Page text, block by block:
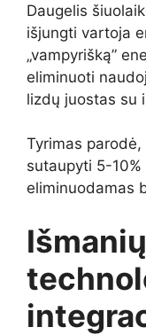
Daugelis
išjungti vartoja
„vampyrišką”
eliminuoti
lizdų juostas su
Tyrimas
sutaupyti 5-
eliminuodamas